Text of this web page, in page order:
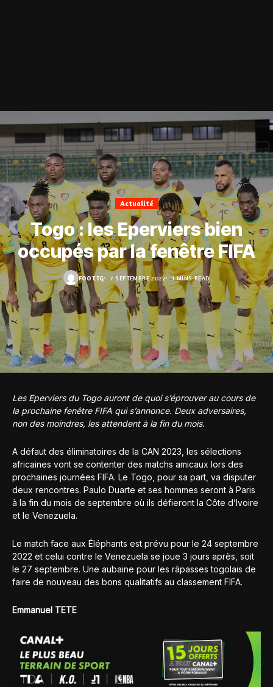
Actualité
Togo : les Eperviers bien
occupés par la fenêtre FIFA
FOOT.TG 7 SEPTEMBRE 2022 1 MINS READ
Les Eperviers du Togo auront de quoi s’éprouver au cours de
la prochaine fenêtre FIFA qui s’annonce. Deux adversaires,
non des moindres, les attendent à la fin du mois.
A défaut des éliminatoires de la CAN 2023, les sélections
africaines vont se contenter des matchs amicaux lors des
prochaines journées FIFA. Le Togo, pour sa part, va disputer
deux rencontres. Paulo Duarte et ses hommes seront à Paris
à la fin du mois de septembre où ils défieront la Côte d’Ivoire
et le Venezuela.
Le match face aux Éléphants est prévu pour le 24 septembre
2022 et celui contre le Venezuela se joue 3 jours après, soit
le 27 septembre. Une aubaine pour les râpasses togolais de
faire de nouveau des bons qualitatifs au classement FIFA.
Emmanuel TETE